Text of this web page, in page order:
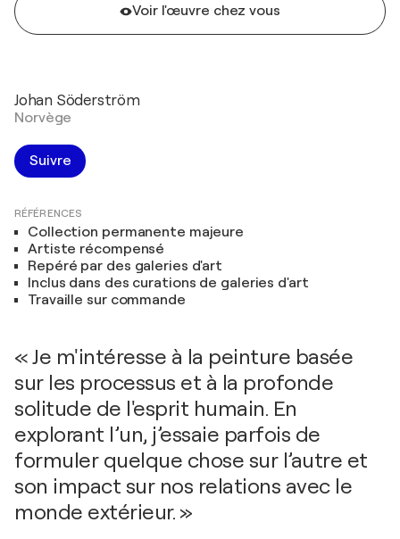
Voir l'œuvre chez vous
Johan Söderström
Norvège
Suivre
RÉFÉRENCES
Collection permanente majeure
Artiste récompensé
Repéré par des galeries d'art
Inclus dans des curations de galeries d'art
Travaille sur commande
« Je m'intéresse à la peinture basée
sur les processus et à la profonde
solitude de l'esprit humain. En
explorant l’un, j’essaie parfois de
formuler quelque chose sur l’autre et
son impact sur nos relations avec le
monde extérieur. »